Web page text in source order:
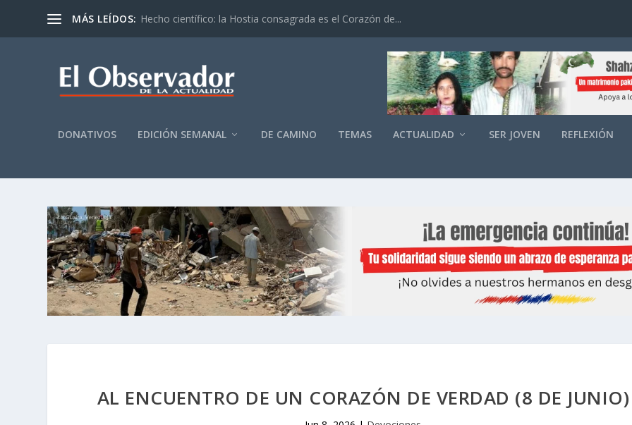
MÁS LEÍDOS: Hecho científico: la Hostia consagrada es el Corazón de...
DONATIVOS EDICIÓN SEMANAL DE CAMINO TEMAS ACTUALIDAD SER JOVEN REFLEXIÓN
AL ENCUENTRO DE UN CORAZÓN DE VERDAD (8 DE JUNIO)